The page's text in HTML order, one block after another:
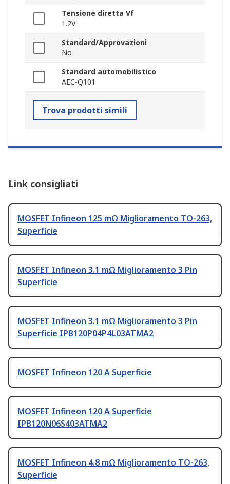
Tensione diretta Vf
1.2V
Standard/Approvazioni
No
Standard automobilistico
AEC-Q101
Trova prodotti simili
Link consigliati
MOSFET Infineon 125 mΩ Miglioramento TO-263,
Superficie
MOSFET Infineon 3.1 mΩ Miglioramento 3 Pin
Superficie
MOSFET Infineon 3.1 mΩ Miglioramento 3 Pin
Superficie IPB120P04P4L03ATMA2
MOSFET Infineon 120 A Superficie
MOSFET Infineon 120 A Superficie
IPB120N06S403ATMA2
MOSFET Infineon 4.8 mΩ Miglioramento TO-263,
Superficie